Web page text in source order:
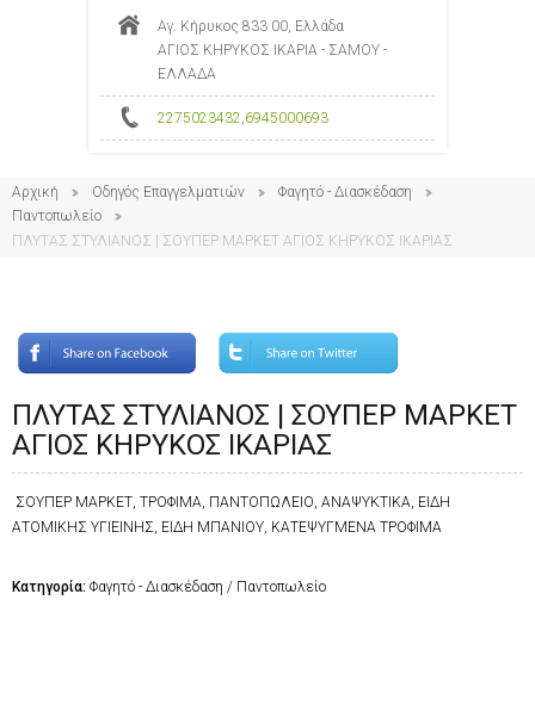
Αγ. Κήρυκος 833 00, Ελλάδα
ΑΓΙΟΣ ΚΗΡΥΚΟΣ ΙΚΑΡΙΑ - ΣΑΜΟΥ -
ΕΛΛΑΔΑ
2275023432,6945000693
Αρχική Οδηγός Επαγγελματιών
Φαγητό - Διασκέδαση
Παντοπωλείο
ΠΛΥΤΑΣ ΣΤΥΛΙΑΝΟΣ | ΣΟΥΠΕΡ ΜΑΡΚΕΤ ΑΓΙΟΣ ΚΗΡΥΚΟΣ ΙΚΑΡΙΑΣ
ΠΛΥΤΑΣ ΣΤΥΛΙΑΝΟΣ | ΣΟΥΠΕΡ ΜΑΡΚΕΤ
ΑΓΙΟΣ ΚΗΡΥΚΟΣ ΙΚΑΡΙΑΣ
ΣΟΥΠΕΡ ΜΑΡΚΕΤ, ΤΡΟΦΙΜΑ, ΠΑΝΤΟΠΩΛΕΙΟ, ΑΝΑΨΥΚΤΙΚΑ, ΕΙΔΗ
ΑΤΟΜΙΚΗΣ ΥΓΙΕΙΝΗΣ, ΕΙΔΗ ΜΠΑΝΙΟΥ, ΚΑΤΕΨΥΓΜΕΝΑ ΤΡΟΦΙΜΑ
Κατηγορία: Φαγητό - Διασκέδαση / Παντοπωλείο